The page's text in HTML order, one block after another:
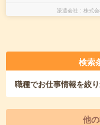
派遣会社 株式
検索
職種でお仕事情報を絞
他